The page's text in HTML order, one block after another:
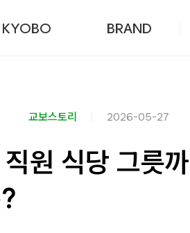
KYOBO BRAND
교보스토리 2026-05-27
원 식당 그릇